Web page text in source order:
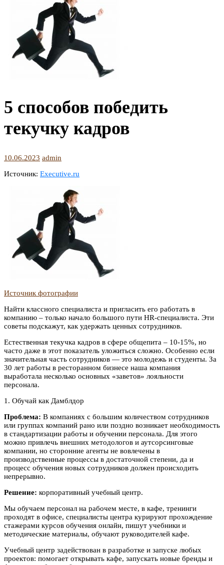
5 способов победить
текучку кадров
10.06.2023 admin
Источник: Executive.ru
Источник фотографии
Найти классного специалиста и пригласить его работать в
компанию – только начало большого пути HR-специалиста. Эти
советы подскажут, как удержать ценных сотрудников.
Естественная текучка кадров в сфере общепита – 10-15%, но
часто даже в этот показатель уложиться сложно. Особенно если
значительная часть сотрудников — это молодежь и студенты. За
30 лет работы в ресторанном бизнесе наша компания
выработала несколько основных «заветов» лояльности
персонала.
1. Обучай как Дамблдор
Проблема: В компаниях с большим количеством сотрудников
или группах компаний рано или поздно возникает необходимость
в стандартизации работы и обучении персонала. Для этого
можно привлечь внешних методологов и аутсорсинговые
компании, но сторонние агенты не вовлечены в
производственные процессы в достаточной степени, да и
процесс обучения новых сотрудников должен происходить
непрерывно.
Решение: корпоративный учебный центр.
Мы обучаем персонал на рабочем месте, в кафе, тренинги
проходят в офисе, специалисты центра курируют прохождение
стажерами курсов обучения онлайн, пишут учебники и
методические материалы, обучают руководителей кафе.
Учебный центр задействован в разработке и запуске любых
проектов: помогает открывать кафе, запускать новые бренды и